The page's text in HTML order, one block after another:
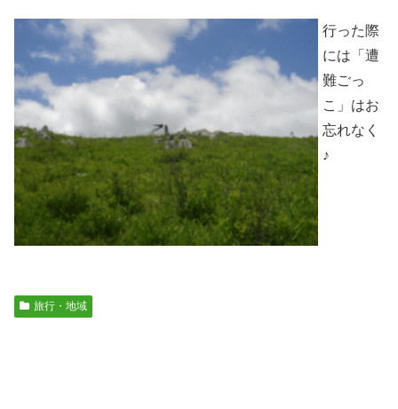
行った際
には「遭
難ごっ
こ」はお
忘れなく
♪
旅行・地域